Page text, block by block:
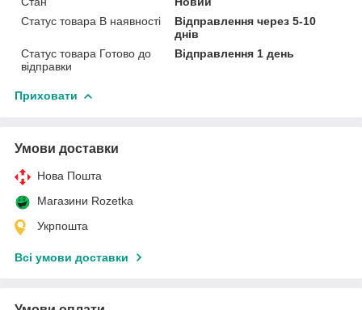
Статус товара В наявності
Відправлення через 5-10
днів
Статус товара Готово до
відправки
Відправлення 1 день
Приховати
Умови доставки
Нова Пошта
Магазини Rozetka
Укрпошта
Всі умови доставки